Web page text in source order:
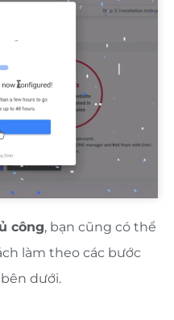
công, bạn cũng có thể
làm theo các bước
dưới.